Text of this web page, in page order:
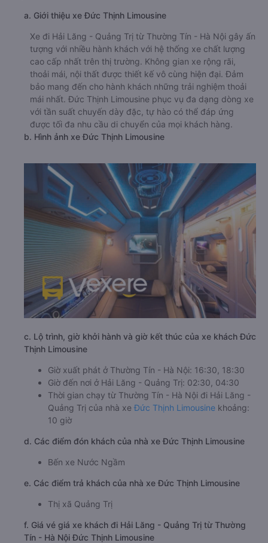
a. Giới thiệu xe Đức Thịnh Limousine
Xe đi Hải Lăng - Quảng Trị từ Thường Tín - Hà Nội gây ấn
tượng với nhiều hành khách với hệ thống xe chất lượng
cao cấp nhất trên thị trường. Không gian xe rộng rãi,
thoải mái, nội thất được thiết kế vô cùng hiện đại. Đảm
bảo mang đến cho hành khách những trải nghiệm thoải
mái nhất. Đức Thịnh Limousine phục vụ đa dạng dòng xe
với tần suất chuyến dày đặc, tự hào có thể đáp ứng
được tối đa nhu cầu di chuyển của mọi khách hàng.
b. Hình ảnh xe Đức Thịnh Limousine
c. Lộ trình, giờ khởi hành và giờ kết thúc của xe khách Đức
Thịnh Limousine
Giờ xuất phát ở Thường Tín - Hà Nội: 16:30, 18:30
Giờ đến nơi ở Hải Lăng - Quảng Trị: 02:30, 04:30
Thời gian chạy từ Thường Tín - Hà Nội đi Hải Lăng -
Quảng Trị của nhà xe Đức Thịnh Limousine khoảng:
10 giờ
d. Các điểm đón khách của nhà xe Đức Thịnh Limousine
Bến xe Nước Ngầm
e. Các điểm trả khách của nhà xe Đức Thịnh Limousine
Thị xã Quảng Trị
f. Giá vé giá xe khách đi Hải Lăng - Quảng Trị từ Thường
Tín - Hà Nội Đức Thịnh Limousine